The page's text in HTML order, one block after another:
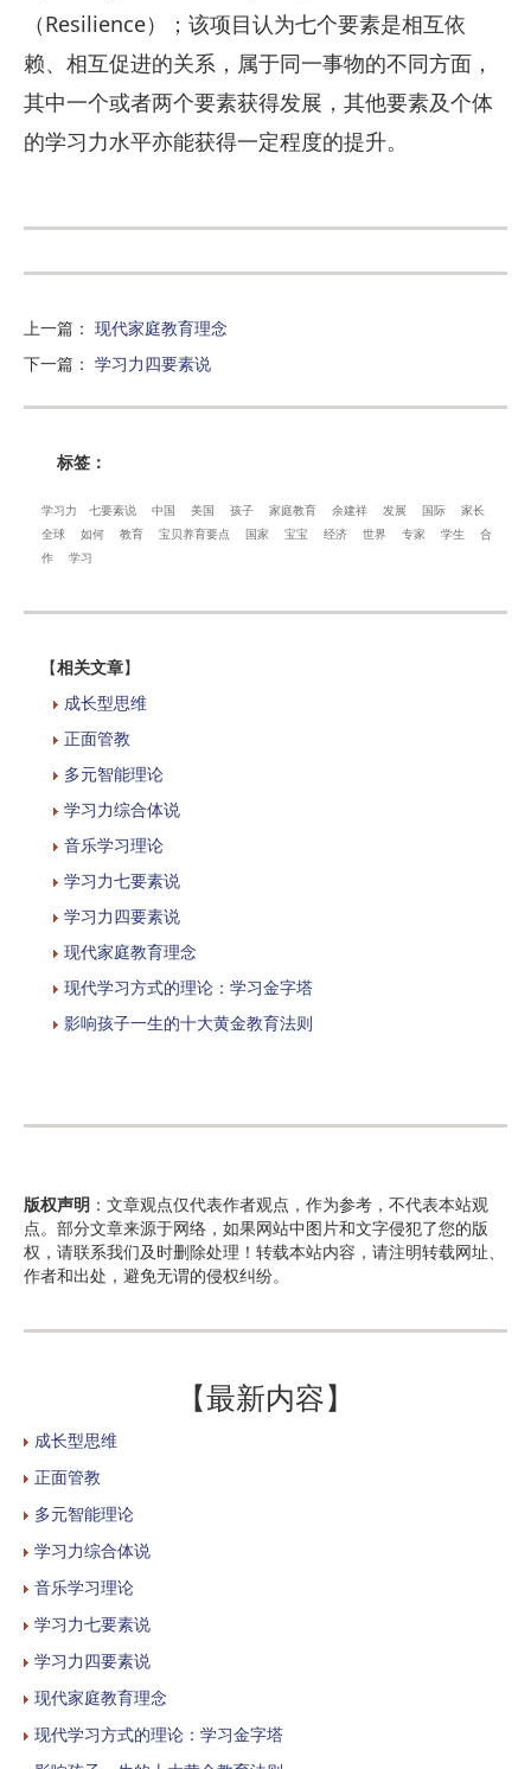
（Resilience）；该项目认为七个要素是相互依
赖、相互促进的关系，属于同一事物的不同方面，
其中一个或者两个要素获得发展，其他要素及个体
的学习力水平亦能获得一定程度的提升。
上一篇 ： 现代家庭教育理念
下一篇 ： 学习力四要素说
标签：
学习力 七要素说 中国 美国 孩子 家庭教育 余建祥 发展 国际
家长
全球
如何 教育 宝贝养育要点 国家 宝宝 经济 世界 专家 学生
合
作
学习
【相关文章】
成长型思维
正面管教
多元智能理论
学习力综合体说
音乐学习理论
学习力七要素说
学习力四要素说
现代家庭教育理念
现代学习方式的理论：学习金字塔
影响孩子一生的十大黄金教育法则
版权声明 ：文章观点仅代表作者观点，作为参考，不代表本站观
点。部分文章来源于网络，如果网站中图片和文字侵犯了您的版
权，请联系我们及时删除处理！转载本站内容，请注明转载网址、
作者和出处，避免无谓的侵权纠纷。
【最新内容】
成长型思维
正面管教
多元智能理论
学习力综合体说
音乐学习理论
学习力七要素说
学习力四要素说
现代家庭教育理念
现代学习方式的理论：学习金字塔